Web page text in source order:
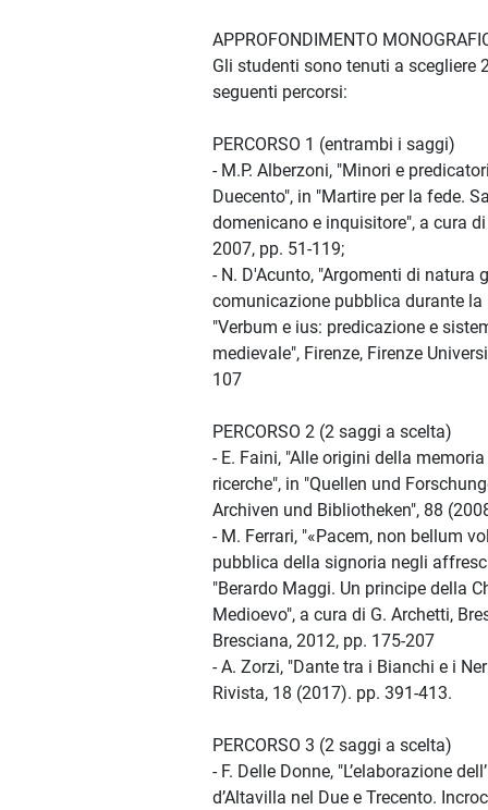
APPROFONDIMENTO
Gli studenti sono tenuti a scegliere
seguenti percorsi:
PERCORSO 1 (entrambi i saggi)
- M.P. Alberzoni, "Minori e
Duecento", in "Martire per la fede.
domenicano e inquisitore", a cura di
2007, pp. 51-119;
- N. D'Acunto, "Argomenti di natura
comunicazione pubblica durante la
"Verbum e ius: predicazione e
medievale", Firenze, Firenze
107
PERCORSO 2 (2 saggi a scelta)
- E. Faini, "Alle origini della
ricerche", in "Quellen und
Archiven und Bibliotheken", 88
- M. Ferrari, "«Pacem, non bellum
pubblica della signoria negli
"Berardo Maggi. Un principe della
Medioevo", a cura di G. Archetti,
Bresciana, 2012, pp. 175-207
- A. Zorzi, "Dante tra i Bianchi e i
Rivista, 18 (2017). pp. 391-413.
PERCORSO 3 (2 saggi a scelta)
- F. Delle Donne, "L’elaborazione
d’Altavilla nel Due e Trecento.